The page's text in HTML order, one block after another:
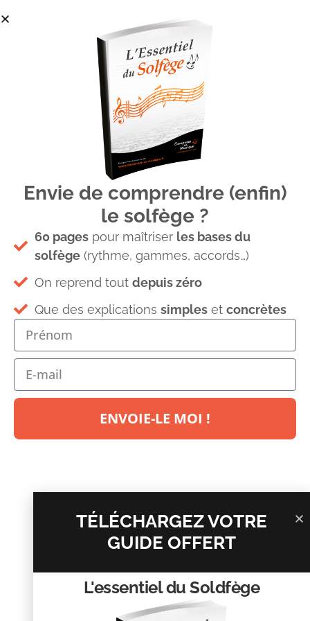
utilsation cycle des quintes
Laisser un commentaire
Votre adresse e-mail ne sera pas publiée. Les champs
obligatoires sont indiqués avec *
Commentaire*
Envie de comprendre (enfin)
le solfège ?
60 pages pour maîtriser les bases du
solfège (rythme, gammes, accords…)
On reprend tout depuis zéro
Que des explications simples et concrètes
ENVOIE-LE MOI !
TÉLÉCHARGEZ VOTRE
GUIDE OFFERT
L'essentiel du Soldfège